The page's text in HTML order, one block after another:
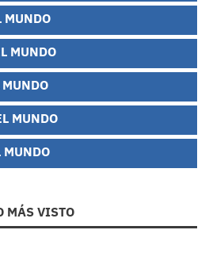
MUNDO
MUNDO
MUNDO
MUNDO
MÁS VISTO